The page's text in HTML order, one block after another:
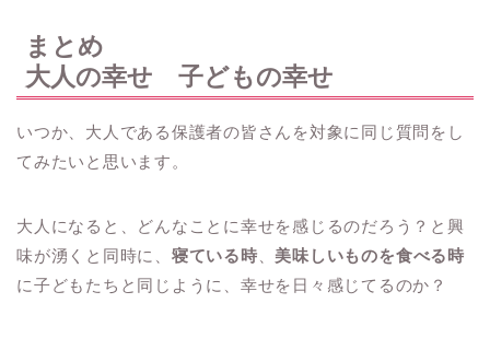
まとめ
大人の幸せ 子どもの幸せ
いつか、大人である保護者の皆さんを対象に同じ質問をし
てみたいと思います。
大人になると、どんなことに幸せを感じるのだろう？と興
味が湧くと同時に、 寝ている時
美味しいものを食べる時
に子どもたちと同じように、幸せを日々感じてるのか？